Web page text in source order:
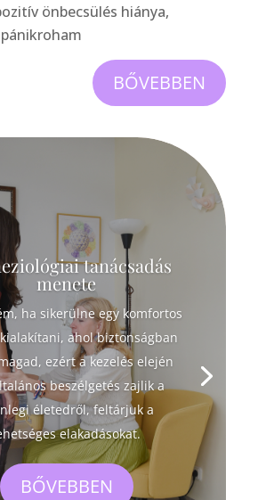
önbecsülés hiánya,
BŐVEBBEN
tanácsadás
menete
ha sikerülne egy komfortos
ahol biztonságban
ezért a kezelés elején
beszélgetés zajlik a
életedről, feltárjuk a
elakadásokat.
BŐVEBBEN